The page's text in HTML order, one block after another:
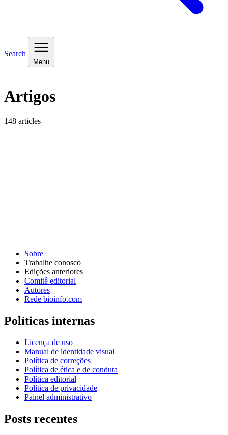
Search
Menu
Artigos
148 articles
Sobre
Trabalhe conosco
Edições anteriores
Comitê editorial
Autores
Rede bioinfo.com
Políticas internas
Licença de uso
Manual de identidade visual
Política de correções
Política de ética e de conduta
Política editorial
Política de privacidade
Painel administrativo
Posts recentes